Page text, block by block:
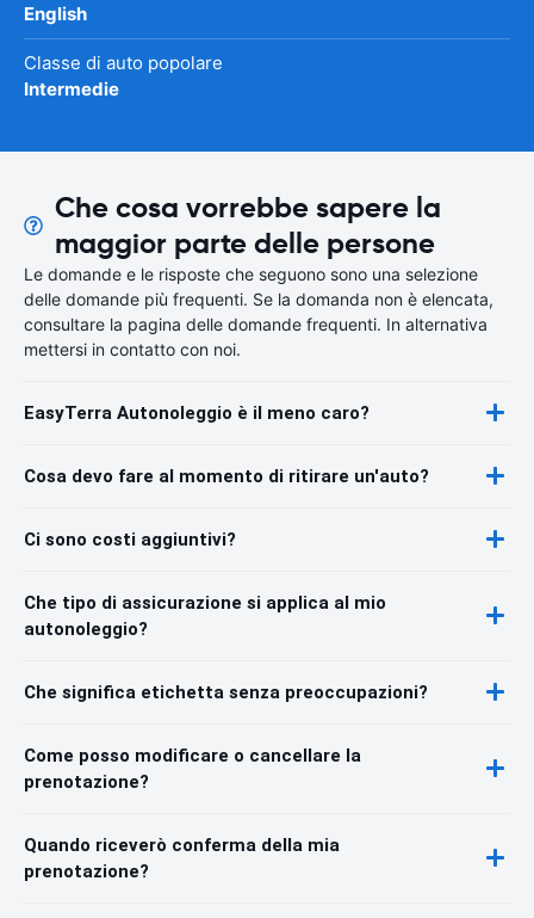
English
Classe di auto popolare
Intermedie
Che cosa vorrebbe sapere la
maggior parte delle persone
Le domande e le risposte che seguono sono una selezione
delle domande più frequenti. Se la domanda non è elencata,
consultare la pagina delle domande frequenti. In alternativa
mettersi in contatto con noi.
EasyTerra Autonoleggio è il meno caro?
Cosa devo fare al momento di ritirare un'auto?
Ci sono costi aggiuntivi?
Che tipo di assicurazione si applica al mio
autonoleggio?
Che significa etichetta senza preoccupazioni?
Come posso modificare o cancellare la
prenotazione?
Quando riceverò conferma della mia
prenotazione?